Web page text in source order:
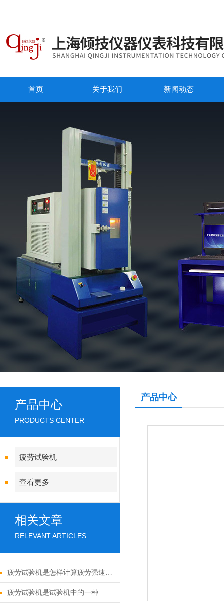
首页 关于我们 新闻动态
产品中心
PRODUCTS CENTER
疲劳试验机
查看更多
相关文章
RELEVANT ARTICLES
疲劳试验机是怎样计算疲劳强速的呢
疲劳试验机是试验机中的一种
产品中心